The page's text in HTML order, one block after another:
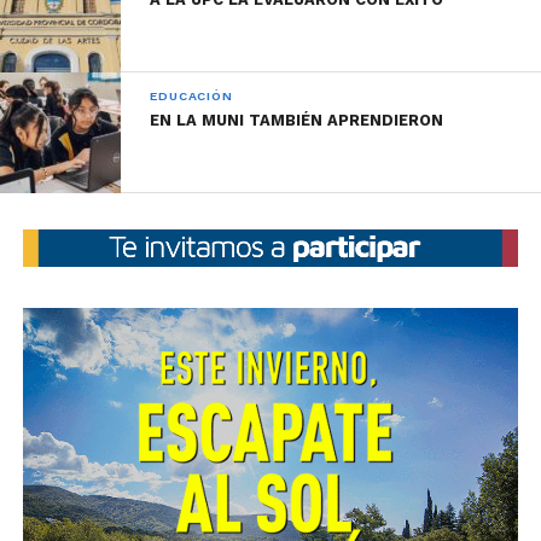
EDUCACIÓN
EN LA MUNI TAMBIÉN APRENDIERON